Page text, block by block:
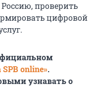
Россию, проверить
цифровой
online».
узнавать о